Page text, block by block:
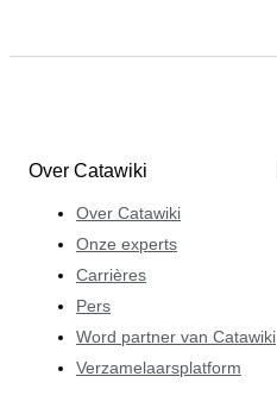
Over Catawiki
Over Catawiki
Onze experts
Carrières
Pers
Word partner van Catawiki
Verzamelaarsplatform